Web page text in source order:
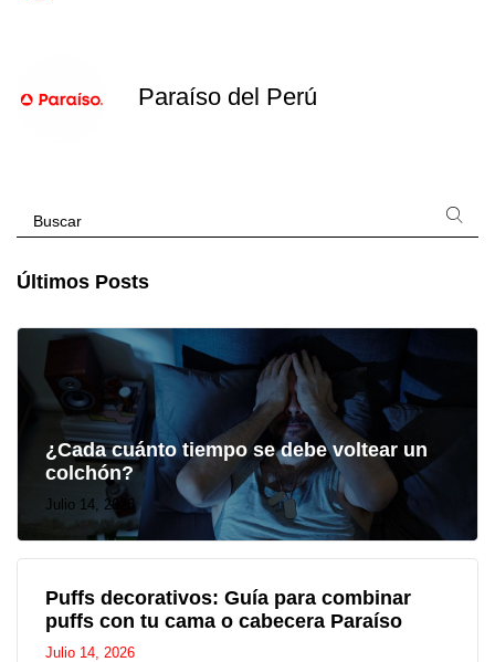
Paraíso del Perú
Últimos Posts
¿Cada cuánto tiempo se debe voltear un
colchón?
Julio 14, 2026
Puffs decorativos: Guía para combinar
puffs con tu cama o cabecera Paraíso
Julio 14, 2026